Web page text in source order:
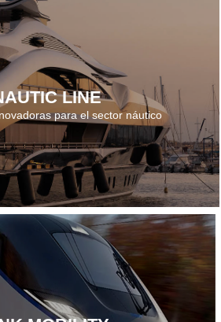
LINE
para el sector náutico
el folleto · 2026